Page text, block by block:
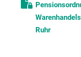
Ruhr